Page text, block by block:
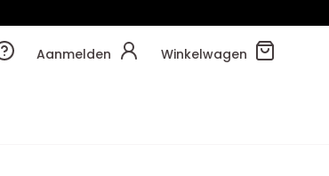
Aanmelden Winkelwagen